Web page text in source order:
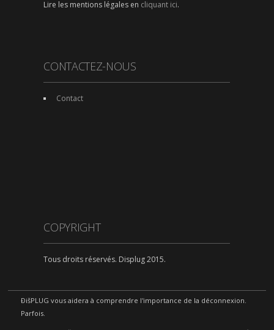
Lire les mentions légales en cliquant ici.
CONTACTEZ-NOUS
Contact
COPYRIGHT
Tous droits réservés. Displug 2015.
ÐišPLUG vous aidera à comprendre l'importance de la déconnexion.
Parfois.